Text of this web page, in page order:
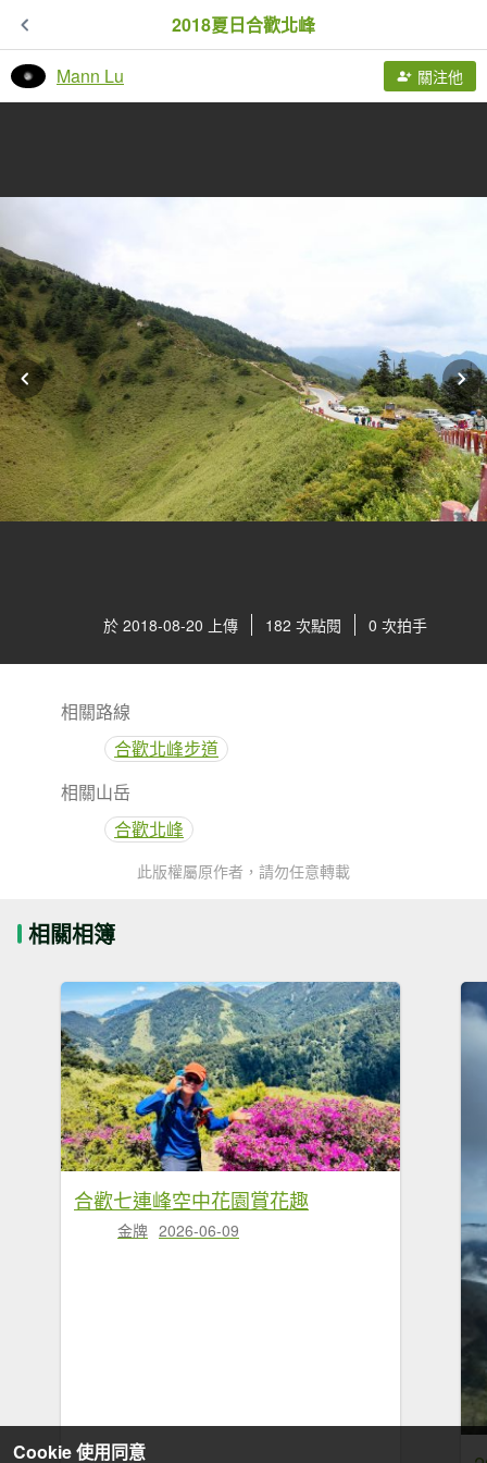
2018夏日合歡北峰
Mann Lu 關注他
於 2018-08-20 上傳 182 次點閱 0 次拍手
相關路線
合歡北峰步道
相關山岳
合歡北峰
此版權屬原作者，請勿任意轉載
相關相簿
合歡七連峰空中花園賞花趣
金牌 2026-06-09
Cookie 使用同意